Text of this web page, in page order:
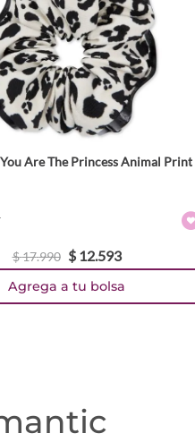
Are The Princess Animal Print
$17.990 $ 12.593
Agrega a tu bolsa